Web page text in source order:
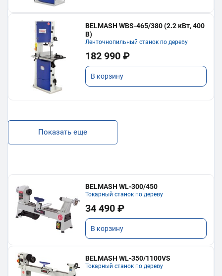
BELMASH WBS-465/380 (2.2 кВт, 400
В)
Ленточнопильный станок по дереву
182 990 ₽
В корзину
Показать еще
BELMASH WL-300/450
Токарный станок по дереву
34 490 ₽
В корзину
BELMASH WL-350/1100VS
Токарный станок по дереву